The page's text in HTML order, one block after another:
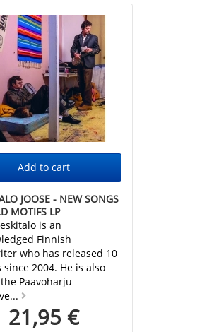
JOOSE - NEW SONGS
MOTIFS LP
is an
Finnish
who has released 10
2004. He is also
Paavoharju
21,95 €